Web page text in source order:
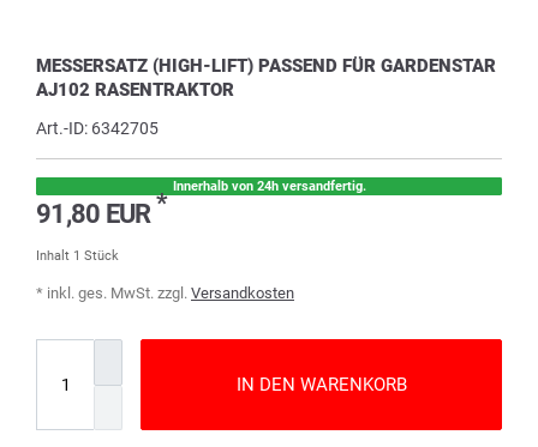
MESSERSATZ (HIGH-LIFT) PASSEND FÜR GARDENSTAR
AJ102 RASENTRAKTOR
Art.-ID: 6342705
Innerhalb von 24h versandfertig.
91,80 EUR*
Inhalt 1 Stück
* inkl. ges. MwSt. zzgl. Versandkosten
IN DEN WARENKORB